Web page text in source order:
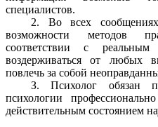
специалистов.
2. Во всех
возможности методов
соответствии с
воздерживаться от любых
повлечь за собой
З. Психолог обязан
психологии
действительным состоянием